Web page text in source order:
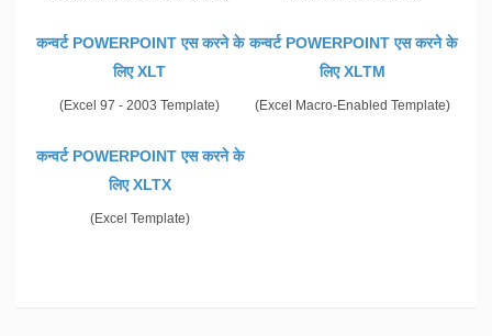
कन्वर्ट POWERPOINT एस करने के
लिए XLT
(Excel 97 - 2003 Template)
कन्वर्ट POWERPOINT एस करने के
लिए XLTM
(Excel Macro-Enabled Template)
कन्वर्ट POWERPOINT एस करने के
लिए XLTX
(Excel Template)